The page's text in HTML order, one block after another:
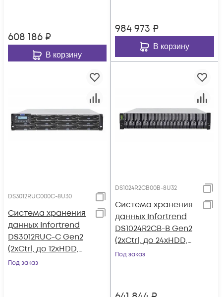
608 186 ₽
В корзину
984 973 ₽
В корзину
DS3012RUC000C-8U30
Система хранения
данных Infortrend
DS3012RUC-C Gen2
(2xCtrl, до 12xHDD,
2xSAS12G внеш.
Под заказ
DS1024R2CB00B-8U32
Система хранения
данных Infortrend
DS1024R2CB-B Gen2
(2xCtrl, до 24xHDD,
2xSAS12G внеш.
Под заказ